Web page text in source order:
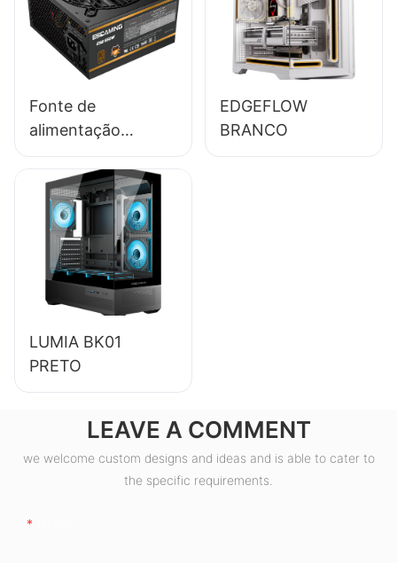
certificação 80+
Bronze para PC
desktop
(ESB650W)
Fonte de
alimentação
ESGAMING 550W
de alta qualidade,
85% de eficiência,
certificação 80+
Bronze para PC
desktop
(ESB550W)
EDGEFLOW
BRANCO
LUMIA BK01
PRETO
LEAVE A COMMENT
we welcome custom designs and ideas and is able to cater to
the specific requirements.